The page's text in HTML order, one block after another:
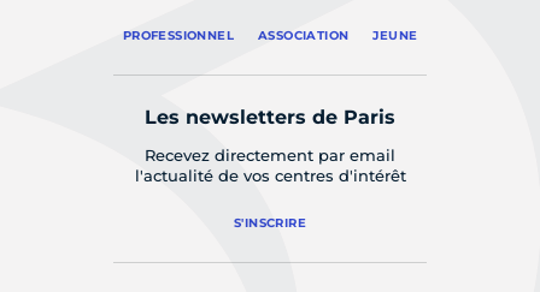
PROFESSIONNEL ASSOCIATION JEUNE
Les newsletters de Paris
Recevez directement par email
l'actualité de vos centres d'intérêt
S'INSCRIRE